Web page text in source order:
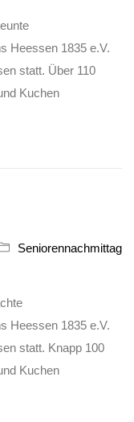
Heessen 1835 e.V.
statt. Über 110
Kuchen
Seniorennachmittag
Heessen 1835 e.V.
statt. Knapp 100
Kuchen